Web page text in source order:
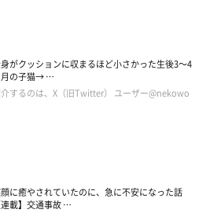
がクッションに収まるほど小さかった生後3～4
月の子猫→ …
するのは、X（旧Twitter） ユーザー@nekowo
に癒やされていたのに、急に不安になった話
連載】交通事故 …